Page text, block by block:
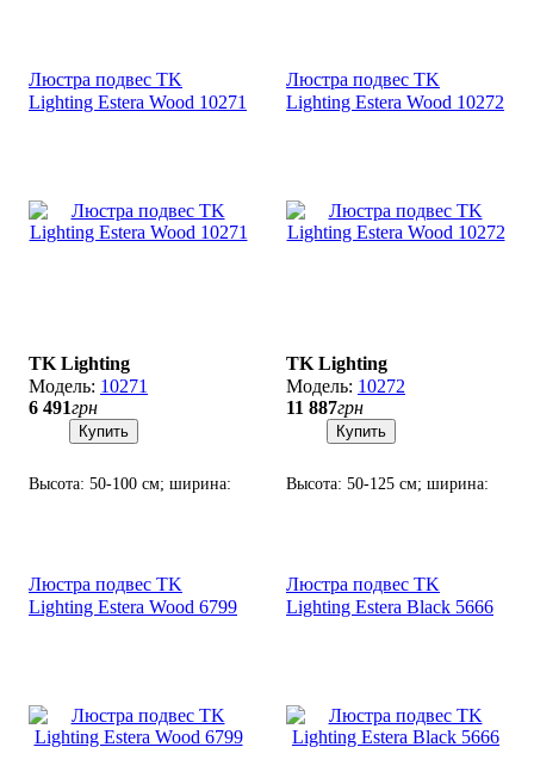
Люстра подвес TK
Lighting Estera Wood 10271
TK Lighting
10271
6 491грн
Купить
Высота: 50-100 см; ширина:
Люстра подвес TK
Lighting Estera Wood 10272
TK Lighting
10272
11 887грн
Купить
Высота: 50-125 см; ширина:
Люстра подвес TK
Lighting Estera Wood 6799
Люстра подвес TK
Lighting Estera Black 5666